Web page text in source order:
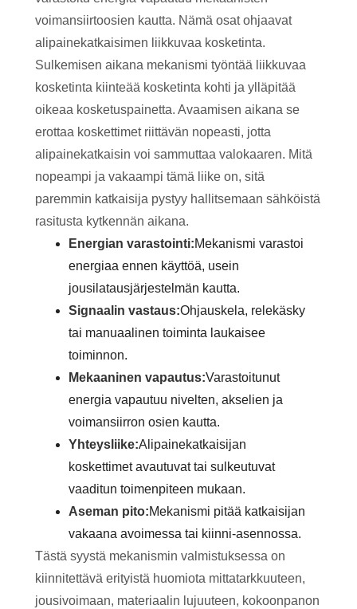
voimansiirtoosien kautta. Nämä osat ohjaavat
alipainekatkaisimen liikkuvaa kosketinta.
Sulkemisen aikana mekanismi työntää liikkuvaa
kosketinta kiinteää kosketinta kohti ja ylläpitää
oikeaa kosketuspainetta. Avaamisen aikana se
erottaa koskettimet riittävän nopeasti, jotta
alipainekatkaisin voi sammuttaa valokaaren. Mitä
nopeampi ja vakaampi tämä liike on, sitä
paremmin katkaisija pystyy hallitsemaan sähköistä
rasitusta kytkennän aikana.
Energian varastointi:Mekanismi varastoi
energiaa ennen käyttöä, usein
jousilatausjärjestelmän kautta.
Signaalin vastaus:Ohjauskela, relekäsky
tai manuaalinen toiminta laukaisee
toiminnon.
Mekaaninen vapautus:Varastoitunut
energia vapautuu nivelten, akselien ja
voimansiirron osien kautta.
Yhteysliike:Alipainekatkaisijan
koskettimet avautuvat tai sulkeutuvat
vaaditun toimenpiteen mukaan.
Aseman pito:Mekanismi pitää katkaisijan
vakaana avoimessa tai kiinni-asennossa.
Tästä syystä mekanismin valmistuksessa on
kiinnitettävä erityistä huomiota mittatarkkuuteen,
jousivoimaan, materiaalin lujuuteen, kokoonpanon